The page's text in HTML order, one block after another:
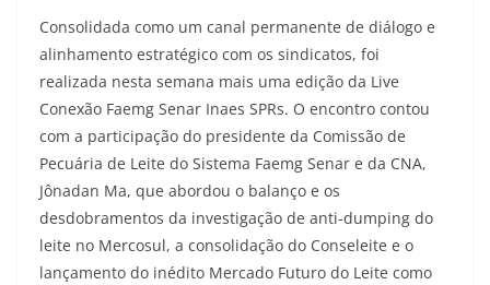
Consolidada como um canal permanente de diálogo e
alinhamento estratégico com os sindicatos, foi
realizada nesta semana mais uma edição da Live
Conexão Faemg Senar Inaes SPRs. O encontro contou
com a participação do presidente da Comissão de
Pecuária de Leite do Sistema Faemg Senar e da CNA,
Jônadan Ma, que abordou o balanço e os
desdobramentos da investigação de anti-dumping do
leite no Mercosul, a consolidação do Conseleite e o
lançamento do inédito Mercado Futuro do Leite como